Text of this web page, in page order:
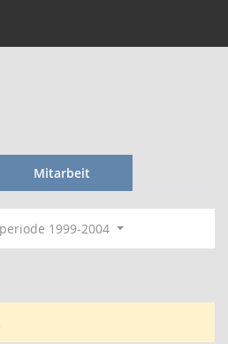
Mitarbeit
1999-2004